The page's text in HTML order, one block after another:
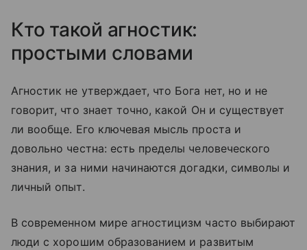
Кто такой агностик:
простыми словами
Агностик не утверждает, что Бога нет, но и не
говорит, что знает точно, какой Он и существует
ли вообще. Его ключевая мысль проста и
довольно честна: есть пределы человеческого
знания, и за ними начинаются догадки, символы и
личный опыт.
В современном мире агностицизм часто выбирают
люди с хорошим образованием и развитым